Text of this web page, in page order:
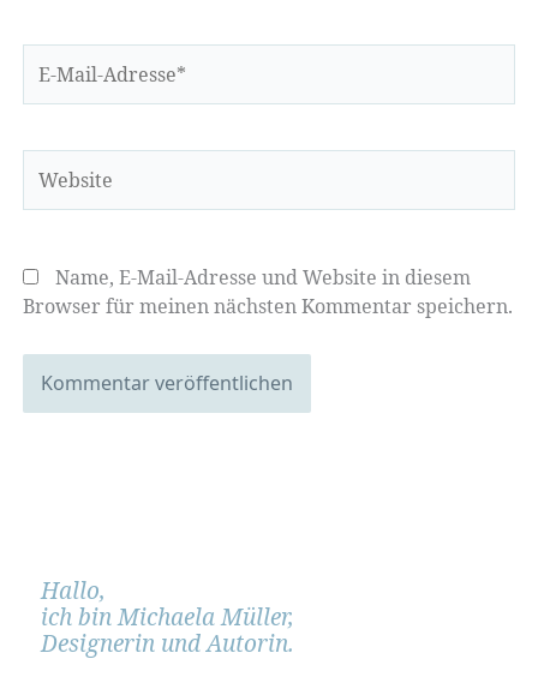
Mail-
Name, E-Mail-Adresse und Website in diesem
Browser für meinen nächsten Kommentar speichern.
Hallo,
ich bin Michaela Müller,
Designerin und Autorin.